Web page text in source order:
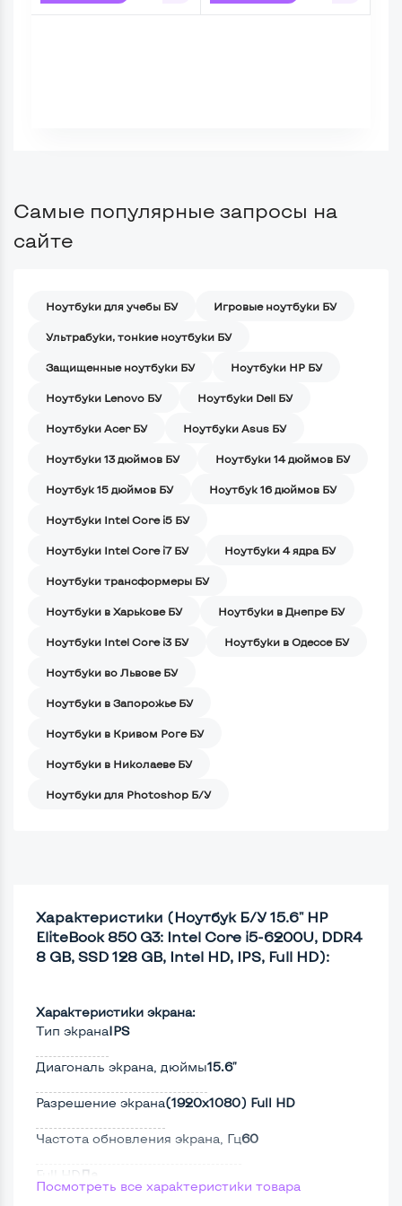
Самые популярные запросы на
сайте
Ноутбуки для учебы БУ Игровые ноутбуки БУ
Ультрабуки, тонкие ноутбуки БУ
Защищенные ноутбуки БУ Ноутбуки HP БУ
Ноутбуки Lenovo БУ Ноутбуки Dell БУ
Ноутбуки Acer БУ Ноутбуки Asus БУ
Ноутбуки 13 дюймов БУ Ноутбуки 14 дюймов БУ
Ноутбук 15 дюймов БУ Ноутбук 16 дюймов БУ
Ноутбуки Intel Core i5 БУ
Ноутбуки Intel Core i7 БУ Ноутбуки 4 ядра БУ
Ноутбуки трансформеры БУ
Ноутбуки в Харькове БУ Ноутбуки в Днепре БУ
Ноутбуки Intel Core i3 БУ Ноутбуки в Одессе БУ
Ноутбуки во Львове БУ
Ноутбуки в Запорожье БУ
Ноутбуки в Кривом Роге БУ
Ноутбуки в Николаеве БУ
Ноутбуки для Photoshop Б/У
Характеристики (Ноутбук Б/У 15.6" HP
EliteBook 850 G3: Intel Core i5-6200U, DDR4
8 GB, SSD 128 GB, Intel HD, IPS, Full HD):
Характеристики экрана:
Тип экранаIPS
Диагональ экрана, дюймы15.6"
Разрешение экрана(1920х1080) Full HD
Частота обновления экрана, Гц60
Full HD Да
Посмотреть все характеристики товара